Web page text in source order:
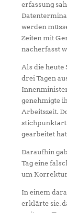
erfassung
werden
Zeiten mit
nacherfasst
Als die heute
drei Tagen
genehmigte
Arbeitszeit.
gearbeitet
Daraufhin
Tag eine
um
In einem
erklärte sie,